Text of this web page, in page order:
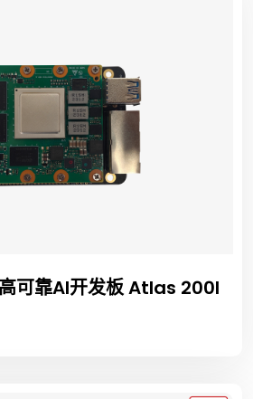
可靠AI开发板 Atlas 200I